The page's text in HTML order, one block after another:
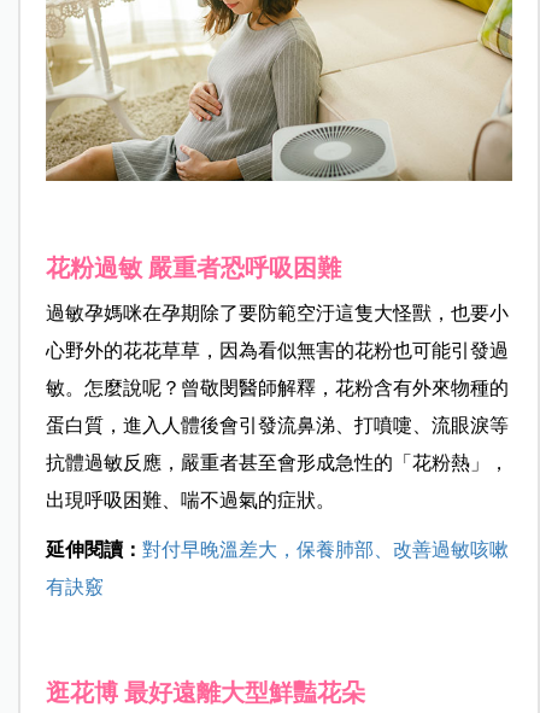
花粉過敏 嚴重者恐呼吸困難
過敏孕媽咪在孕期除了要防範空汙這隻大怪獸，也要小
心野外的花花草草，因為看似無害的花粉也可能引發過
敏。怎麼說呢？曾敬閔醫師解釋，花粉含有外來物種的
蛋白質，進入人體後會引發流鼻涕、打噴嚏、流眼淚等
抗體過敏反應，嚴重者甚至會形成急性的「花粉熱」，
出現呼吸困難、喘不過氣的症狀。
延伸閱讀： 對付早晚溫差大，保養肺部、改善過敏咳嗽
有訣竅
逛花博 最好遠離大型鮮豔花朵